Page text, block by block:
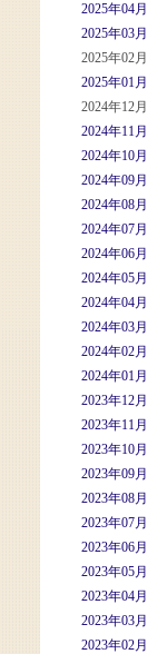
2025年04月
2025年03月
2025年02月
2025年01月
2024年12月
2024年11月
2024年10月
2024年09月
2024年08月
2024年07月
2024年06月
2024年05月
2024年04月
2024年03月
2024年02月
2024年01月
2023年12月
2023年11月
2023年10月
2023年09月
2023年08月
2023年07月
2023年06月
2023年05月
2023年04月
2023年03月
2023年02月